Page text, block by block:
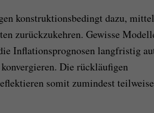
konstruktionsbedingt dazu,
zurückzukehren. Gewisse
Inflationsprognosen langfristig
Die rückläufigen
somit zumindest